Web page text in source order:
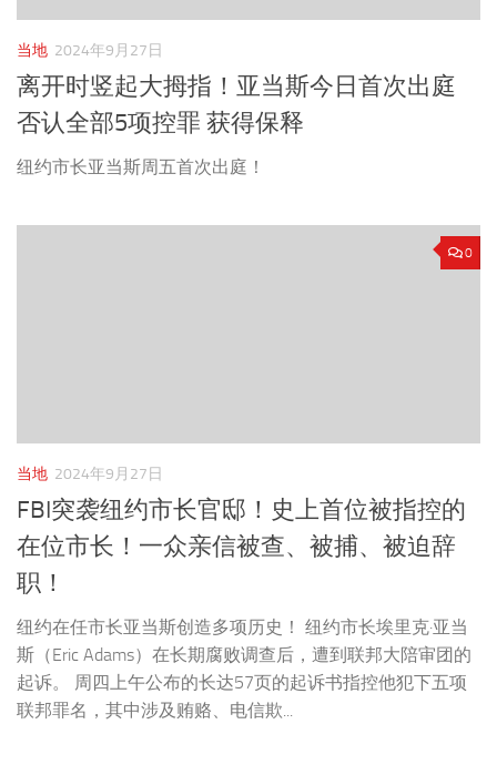
当地 2024年9月27日
离开时竖起大拇指！亚当斯今日首次出庭
否认全部5项控罪 获得保释
纽约市长亚当斯周五首次出庭！
0
当地 2024年9月27日
FBI突袭纽约市长官邸！史上首位被指控的
在位市长！一众亲信被查、被捕、被迫辞
职！
纽约在任市长亚当斯创造多项历史！ 纽约市长埃里克·亚当
斯（Eric Adams）在长期腐败调查后，遭到联邦大陪审团的
起诉。 周四上午公布的长达57页的起诉书指控他犯下五项
联邦罪名，其中涉及贿赂、电信欺...